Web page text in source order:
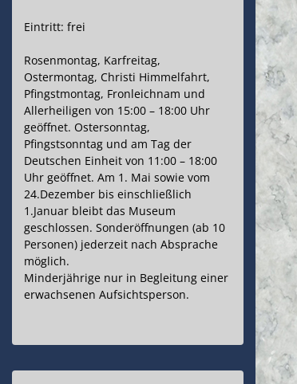
Eintritt: frei
Rosenmontag, Karfreitag,
Ostermontag, Christi Himmelfahrt,
Pfingstmontag, Fronleichnam und
Allerheiligen von 15:00 – 18:00 Uhr
geöffnet. Ostersonntag,
Pfingstsonntag und am Tag der
Deutschen Einheit von 11:00 – 18:00
Uhr geöffnet. Am 1. Mai sowie vom
24.Dezember bis einschließlich
1.Januar bleibt das Museum
geschlossen. Sonderöffnungen (ab 10
Personen) jederzeit nach Absprache
möglich.
Minderjährige nur in Begleitung einer
erwachsenen Aufsichtsperson.